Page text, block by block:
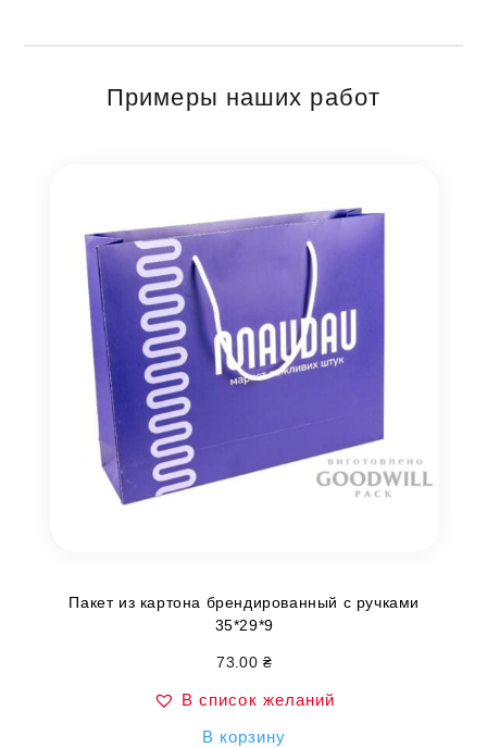
Примеры наших работ
Пакет из картона брендированный с ручками
35*29*9
73.00 ₴
В список желаний
В корзину